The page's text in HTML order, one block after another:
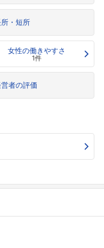
・短所
女性の働きやすさ
1件
者の評価